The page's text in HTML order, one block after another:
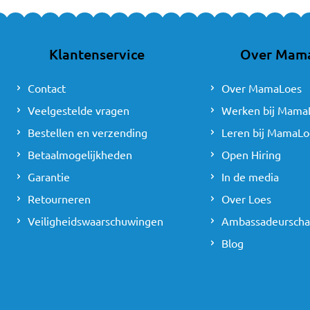
is dat bij dit type
achterwaarts kunt
Waarom
De autostoeltjes in
vanaf dat moment
of zij toch voldoende
je kan hem namelijk
Checklist
Voor je de overstap
de gaten, want te
Klantenservice
Contact
Veelgestelde vragen
Bestellen en verzending
Betaalmogelijkheden
Garantie
Retourneren
Veiligheidswaarschuwingen
Over
Over MamaLoes
Werken bij
Leren bij
Open Hiring
In de media
Over Loes
Blog